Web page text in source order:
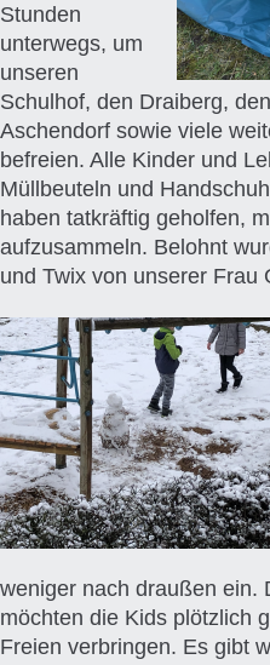
Stunden
unterwegs, um
unseren
Schulhof, den Draiberg,
Aschendorf sowie viele
befreien. Alle Kinder und
Müllbeuteln und
haben tatkräftig geholfen,
aufzusammeln. Belohnt
und Twix von unserer Frau
weniger nach draußen ein.
möchten die Kids plötzlich
Freien verbringen. Es gibt